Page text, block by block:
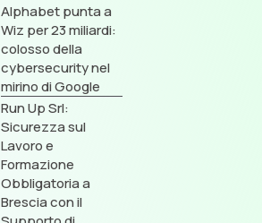
Alphabet punta a
Wiz per 23 miliardi:
colosso della
cybersecurity nel
mirino di Google
Run Up Srl:
Sicurezza sul
Lavoro e
Formazione
Obbligatoria a
Brescia con il